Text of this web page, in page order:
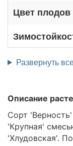
Цвет плодов
Развернуть
Описание
Cорт
'Крупная'
'Хлудовская'.